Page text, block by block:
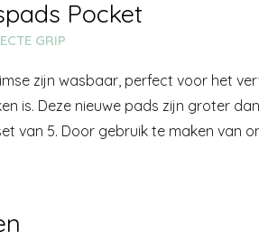
Pocket
GRIP
zijn wasbaar, perfect voor het
is. Deze nieuwe pads zijn groter
van 5. Door gebruik te maken van